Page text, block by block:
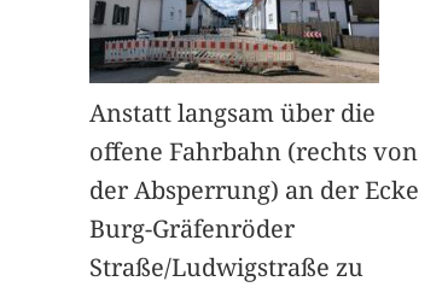
Anstatt langsam über die
offene Fahrbahn (rechts von
der Absperrung) an der Ecke
Burg-Gräfenröder
Straße/Ludwigstraße zu